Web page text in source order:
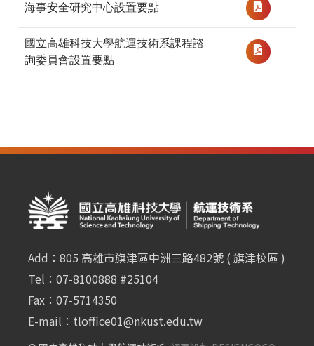
海事安全研究中心設置要點
國立高雄科技大學航運技術系課程諮
詢委員會設置要點
Add：805 高雄市旗津區中洲三路482號 ( 旗津校區 )
Tel：07-8100888 #25104
Fax：07-5714350
E-mail： tloffice01@nkust.edu.tw